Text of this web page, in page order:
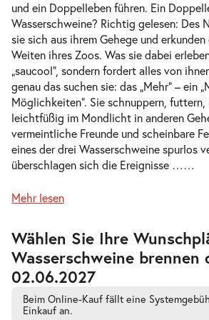
Drei Wasserschweine
Sa. 10.04.2027
17:00–18:15 Uhr
Drei Wasserschweine
10:30–11:45 Uhr
und ein Doppelleben führen. Ein
Wasserschweine? Richtig gelesen: Des
sie sich aus ihrem Gehege und
Weiten ihres Zoos. Was sie dabei
„saucool“, sondern fordert alles von
genau das suchen sie: das „Mehr“ – ein
Möglichkeiten“. Sie schnuppern, futtern,
leichtfüßig im Mondlicht in anderen
vermeintliche Freunde und scheinbare
eines der drei Wasserschweine spurlos
überschlagen sich die Ereignisse … …
Mehr lesen
Wählen Sie Ihre
Wasserschweine brennen
02.06.2027
Beim Online-Kauf fällt eine
Einkauf an.
Zur
barrierefreien
automatischen
Bestplatzwahl